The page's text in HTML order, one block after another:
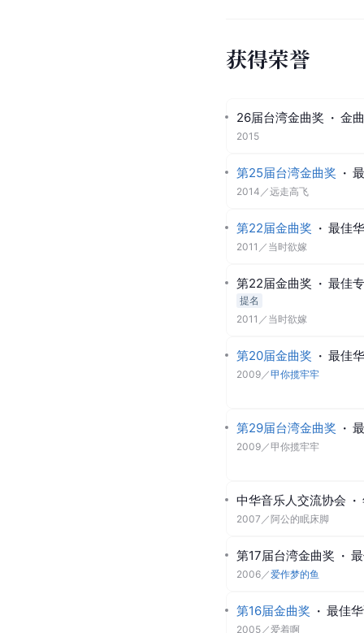
获得荣誉
26届台湾金曲奖 · 金
2015
第25届台湾金曲奖 ·
2014 ／远走高飞
第22届金曲奖 · 最佳
2011 ／ 当时欲嫁
第22届金曲奖 · 最佳
提名
2011 ／ 当时欲嫁
第20届金曲奖 · 最佳
2009 ／甲你揽牢牢
第29届台湾金曲奖 ·
2009 ／甲你揽牢牢
中华音乐人交流协会 ·
2007 ／阿公的眠床脚
第17届台湾金曲奖 ·
2006 ／爱作梦的鱼
第16届金曲奖 · 最佳
2005 ／爱着啊